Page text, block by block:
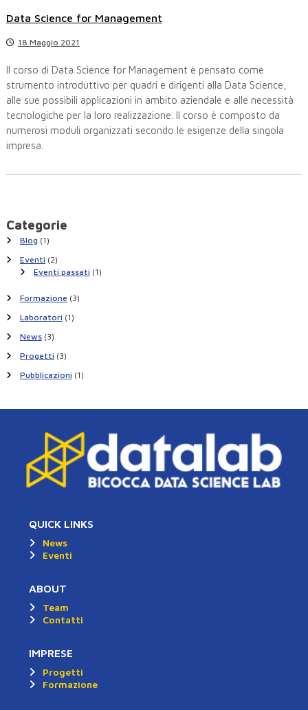
Data Science for Management
18 Maggio 2021
Il corso di Data Science for Management è pensato come
strumento introduttivo per quadri e dirigenti alla Data Science,
alle sue possibili applicazioni in ambito aziendale e alle necessità
tecnologiche per la loro realizzazione. Il corso è composto da
numerosi moduli organizzati secondo le esigenze della singola
impresa.
Categorie
Blog (1)
Eventi (2)
Eventi passati (1)
Formazione (3)
Laboratori (1)
News(3)
Progetti (3)
Pubblicazioni (1)
QUICK LINKS
News
Eventi
ABOUT
Team
Contatti
IMPRESE
Progetti
Formazione